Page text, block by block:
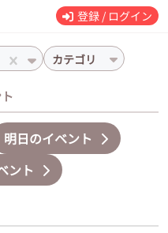
登録 / ログイン
カテゴリ
明日のイベント
ント